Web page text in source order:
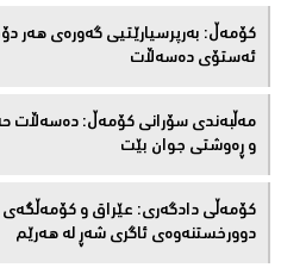
كۆمەڵ: بەرپرسیارێتیی گەورەی هەر
ئەستۆی دەسەڵات
مەڵبەندى سۆرانى کۆمەڵ: دەسەڵات
و ڕەوشتى جوان بێت
کۆمەڵى دادگەرى: عێراق و كۆمەڵگەی
دوورخستنەوەى ئاگری شەڕ لە هەرێم